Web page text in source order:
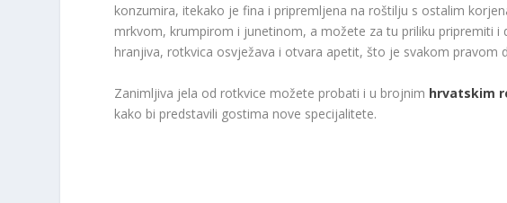
konzumira, itekako je fina i pripremljena na roštilju s ostalim
mrkvom, krumpirom i junetinom, a možete za tu priliku pripremiti
hranjiva, rotkvica osvježava i otvara apetit, što je svakom pravom
Zanimljiva jela od rotkvice možete probati i u brojnim hrvatskim
kako bi predstavili gostima nove specijalitete.